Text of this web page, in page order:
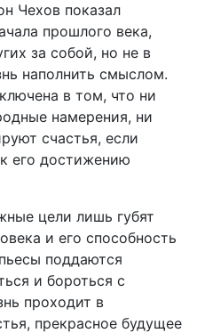
Чехов показал
прошлого века,
за собой, но не в
наполнить смыслом.
в том, что ни
намерения, ни
счастья, если
его достижению
цели лишь губят
и его способность
поддаются
и бороться с
проходит в
прекрасное будущее